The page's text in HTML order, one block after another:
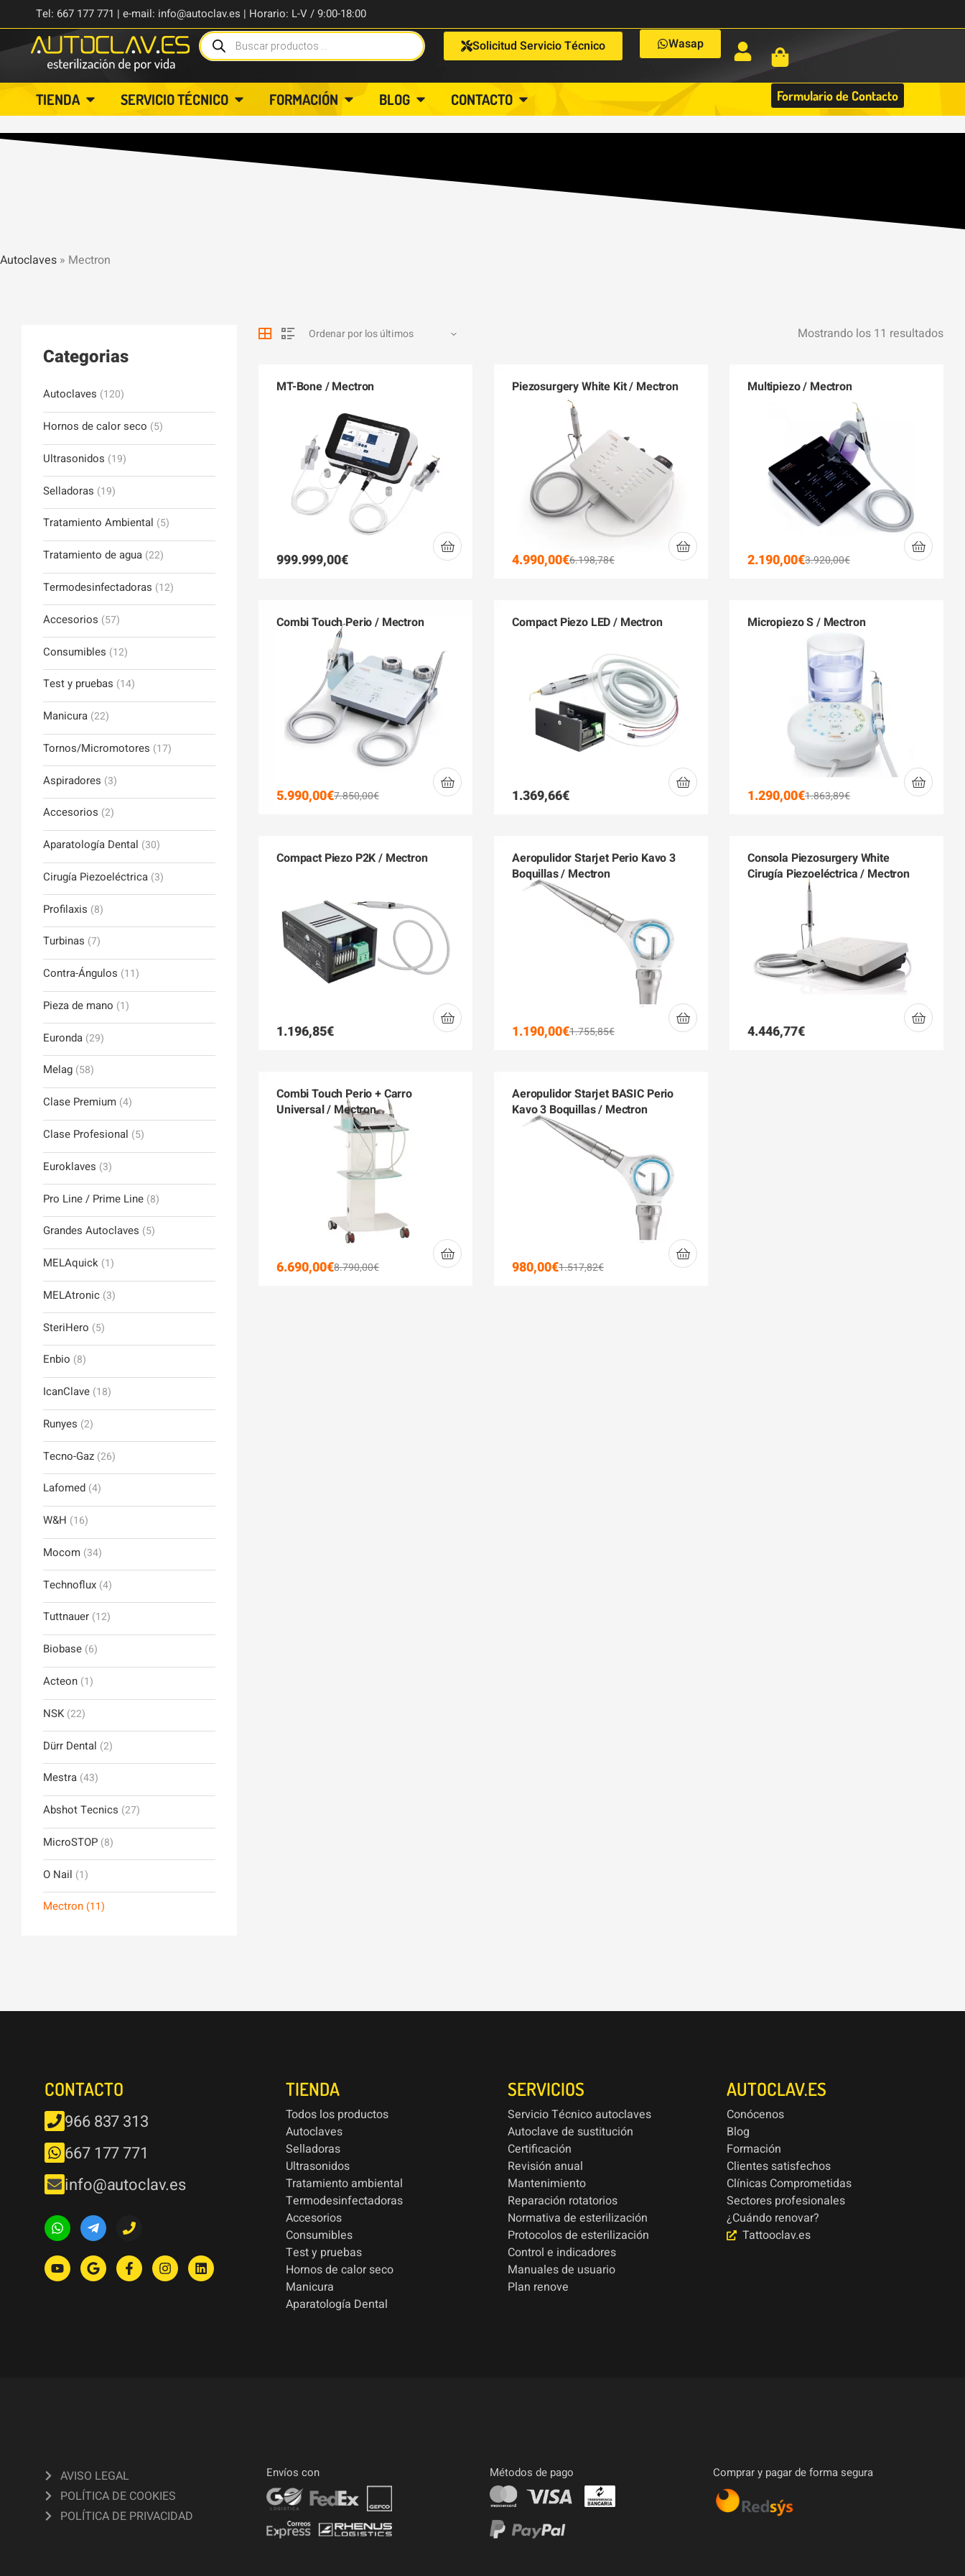
Tel: 667 177 771 | e-mail: info@autoclav.es | Horario: L-V / 9:00-18:00
Solicitud Servicio Técnico Wasap
TIENDA SERVICIO TÉCNICO FORMACIÓN BLOG CONTACTO Formulario de Contacto
Autoclaves » Mectron
Mostrando los 11 resultados
MT-Bone / Mectron
999.999,00€
Piezosurgery White Kit / Mectron
6.198,78€
4.990,00€
Multipiezo / Mectron
3.920,00€
2.190,00€
Combi Touch Perio / Mectron
7.850,00€
5.990,00€
Compact Piezo LED / Mectron
1.369,66€
Micropiezo S / Mectron
1.863,89€
1.290,00€
Compact Piezo P2K / Mectron
1.196,85€
Aeropulidor Starjet Perio Kavo 3
Boquillas / Mectron
1.755,85€
1.190,00€
Consola Piezosurgery White
Cirugía Piezoeléctrica / Mectron
4.446,77€
Combi Touch Perio + Carro
Universal / Mectron
8.790,00€
6.690,00€
Aeropulidor Starjet BASIC Perio
Kavo 3 Boquillas / Mectron
1.517,82€
980,00€
Categorias
Autoclaves (120)
Hornos de calor seco (5)
Ultrasonidos (19)
Selladoras (19)
Tratamiento Ambiental (5)
Tratamiento de agua (22)
Termodesinfectadoras (12)
Accesorios (57)
Consumibles (12)
Test y pruebas (14)
Manicura (22)
Tornos/Micromotores (17)
Aspiradores (3)
Accesorios (2)
Aparatología Dental (30)
Cirugía Piezoeléctrica (3)
Profilaxis (8)
Turbinas (7)
Contra-Ángulos (11)
Pieza de mano (1)
Euronda (29)
Melag (58)
Clase Premium (4)
Clase Profesional (5)
Euroklaves (3)
Pro Line / Prime Line (8)
Grandes Autoclaves (5)
MELAquick (1)
MELAtronic (3)
SteriHero (5)
Enbio (8)
IcanClave (18)
Runyes (2)
Tecno-Gaz (26)
Lafomed (4)
W&H (16)
Mocom (34)
Technoflux (4)
Tuttnauer (12)
Biobase (6)
Acteon (1)
NSK (22)
Dürr Dental (2)
Mestra (43)
Abshot Tecnics (27)
MicroSTOP (8)
O Nail (1)
Mectron (11)
CONTACTO
966 837 313
667 177 771
info@autoclav.es
TIENDA
Todos los productos
Autoclaves
Selladoras
Ultrasonidos
Tratamiento ambiental
Termodesinfectadoras
Accesorios
Consumibles
Test y pruebas
Hornos de calor seco
Manicura
Aparatología Dental
SERVICIOS
Servicio Técnico autoclaves
Autoclave de sustitución
Certificación
Revisión anual
Mantenimiento
Reparación rotatorios
Normativa de esterilización
Protocolos de esterilización
Control e indicadores
Manuales de usuario
Plan renove
AUTOCLAV.ES
Conócenos
Blog
Formación
Clientes satisfechos
Clínicas Comprometidas
Sectores profesionales
¿Cuándo renovar?
Tattooclav.es
AVISO LEGAL
POLÍTICA DE COOKIES
POLÍTICA DE PRIVACIDAD
Envíos con Métodos de pago Comprar y pagar de forma segura